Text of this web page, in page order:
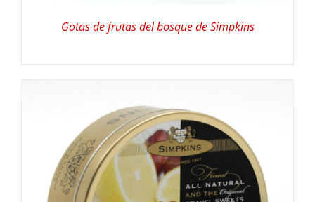
Gotas de frutas del bosque de Simpkins